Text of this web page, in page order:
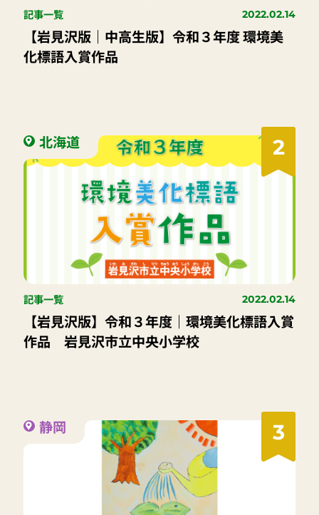
記事一覧 2022.02.14
【岩見沢版｜中高生版】令和３年度 環境美
化標語入賞作品
2
北海道
記事一覧 2022.02.14
【岩見沢版】令和３年度｜環境美化標語入賞
作品 岩見沢市立中央小学校
3
静岡